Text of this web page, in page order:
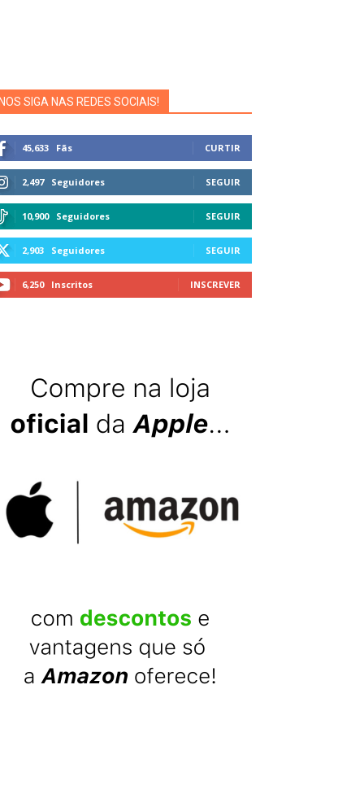
NOS SIGA NAS REDES SOCIAIS!
45,633 Fãs CURTIR
2,497 Seguidores SEGUIR
10,900 Seguidores SEGUIR
2,903 Seguidores SEGUIR
6,250 Inscritos INSCREVER